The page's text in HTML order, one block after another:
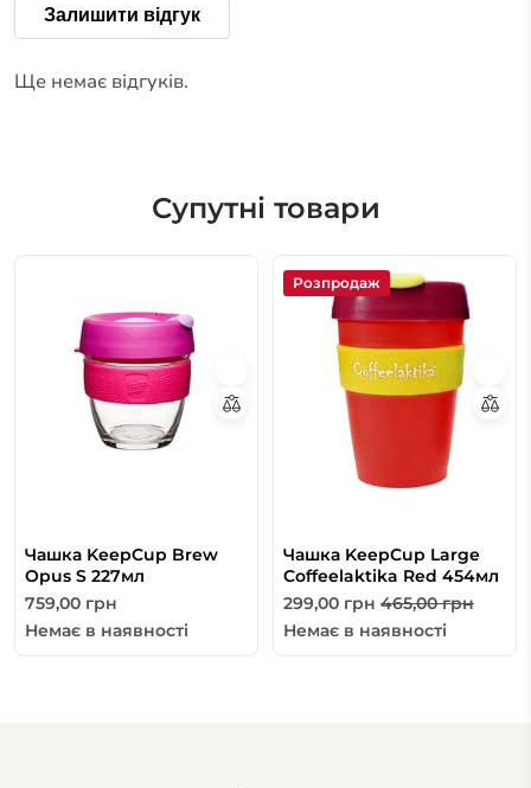
Залишити відгук
Ще немає відгуків.
Супутні товари
Чашка KeepCup Brew
Opus S 227мл
759,00 грн
Немає в наявності
Розпродаж
Чашка KeepCup Large
Coffeelaktika Red 454мл
299,00 грн 465,00грн
Немає в наявності